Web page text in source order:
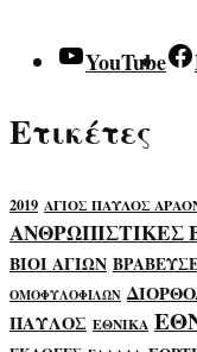
YouTube
Ετικέτες
2019 ΑΓΙΟΣ ΠΑΥΛΟΣ
ΑΝΘΡΩΠΙΣΤΙΚΕΣ
ΒΙΟΙ ΑΓΙΩΝ
ΟΜΟΦΥΛΟΦΙΛΩΝ
ΠΑΥΛΟΣ ΕΘΝΙΚΑ